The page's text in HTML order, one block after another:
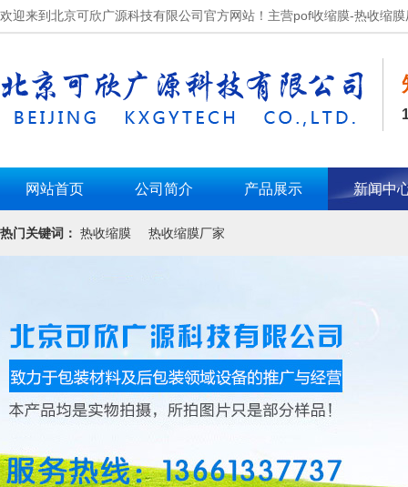
欢迎来到北京可欣广源科技有限公司官方网站！主营pof收缩膜-热收缩
网站首页 公司简介 产品展示 新闻中
热门关键词： 热收缩膜 热收缩膜厂家